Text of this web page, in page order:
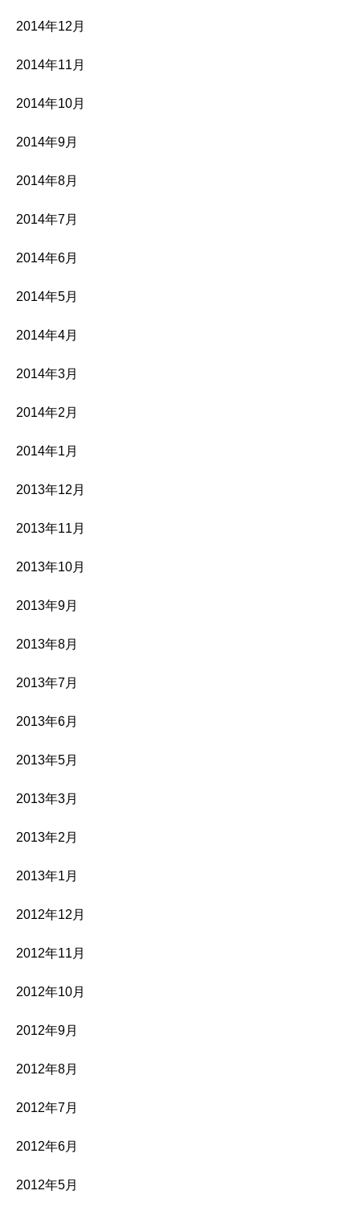
2014年12月
2014年11月
2014年10月
2014年9月
2014年8月
2014年7月
2014年6月
2014年5月
2014年4月
2014年3月
2014年2月
2014年1月
2013年12月
2013年11月
2013年10月
2013年9月
2013年8月
2013年7月
2013年6月
2013年5月
2013年3月
2013年2月
2013年1月
2012年12月
2012年11月
2012年10月
2012年9月
2012年8月
2012年7月
2012年6月
2012年5月